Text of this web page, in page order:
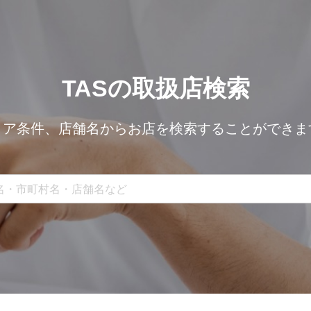
TASの取扱店検索
条件、店舗名からお店を検索することができ